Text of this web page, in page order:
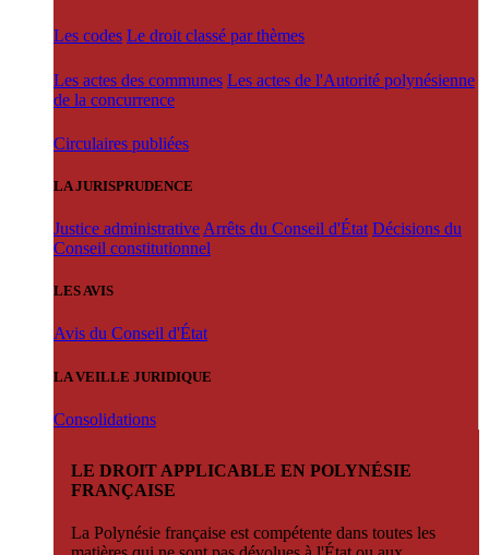
Les codes Le droit classé par thèmes
Les actes des communes Les actes de l'Autorité polynésienne
de la concurrence
Circulaires publiées
LA JURISPRUDENCE
Justice administrative Arrêts du Conseil d'État Décisions du
Conseil constitutionnel
LES AVIS
Avis du Conseil d'État
LA VEILLE JURIDIQUE
Consolidations
LE DROIT APPLICABLE EN POLYNÉSIE
FRANÇAISE
La Polynésie française est compétente dans toutes les